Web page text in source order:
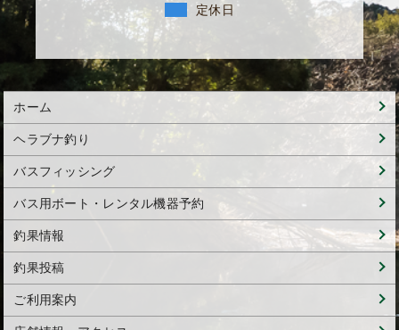
定休日
ホーム
ヘラブナ釣り
バスフィッシング
バス用ボート・レンタル機器予約
釣果情報
釣果投稿
ご利用案内